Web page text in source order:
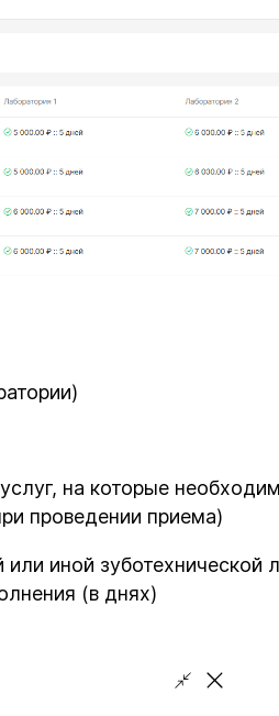
на которые
проведении приема)
иной зуботехнической
(в днях)